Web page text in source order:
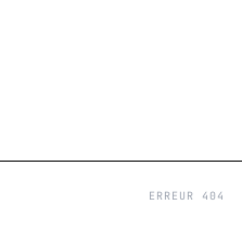
ERREUR 404